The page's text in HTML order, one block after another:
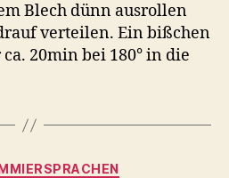
Blech dünn ausrollen
verteilen. Ein bißchen
20min bei 180° in die
Kategorien